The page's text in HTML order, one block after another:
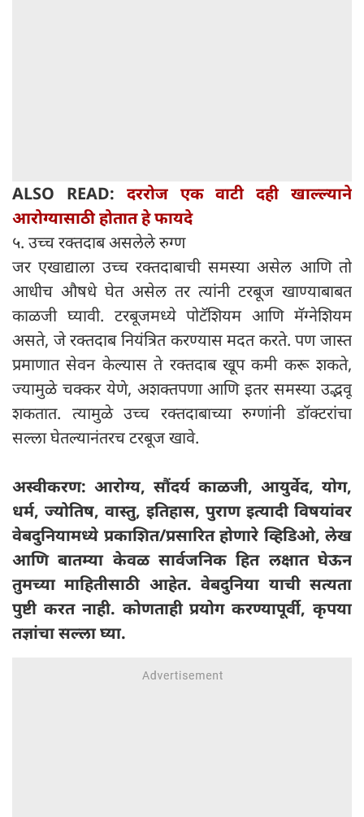
ALSO READ: दररोज एक वाटी दही खाल्ल्याने
आरोग्यासाठी होतात हे फायदे
५. उच्च रक्तदाब असलेले रुग्ण
जर एखाद्याला उच्च रक्तदाबाची समस्या असेल आणि तो
आधीच औषधे घेत असेल तर त्यांनी टरबूज खाण्याबाबत
काळजी घ्यावी. टरबूजमध्ये पोटॅशियम आणि मॅग्नेशियम
असते, जे रक्तदाब नियंत्रित करण्यास मदत करते. पण जास्त
प्रमाणात सेवन केल्यास ते रक्तदाब खूप कमी करू शकते,
ज्यामुळे चक्कर येणे, अशक्तपणा आणि इतर समस्या उद्भवू
शकतात. त्यामुळे उच्च रक्तदाबाच्या रुग्णांनी डॉक्टरांचा
सल्ला घेतल्यानंतरच टरबूज खावे.
अस्वीकरण: आरोग्य, सौंदर्य काळजी, आयुर्वेद, योग,
धर्म, ज्योतिष, वास्तु, इतिहास, पुराण इत्यादी विषयांवर
वेबदुनियामध्ये प्रकाशित/प्रसारित होणारे व्हिडिओ, लेख
आणि बातम्या केवळ सार्वजनिक हित लक्षात घेऊन
तुमच्या माहितीसाठी आहेत. वेबदुनिया याची सत्यता
पुष्टी करत नाही. कोणताही प्रयोग करण्यापूर्वी, कृपया
तज्ञांचा सल्ला घ्या.